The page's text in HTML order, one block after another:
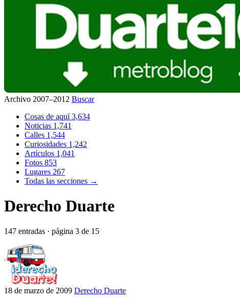
Archivo 2007–2012 Buscar
Cosas de aquí3,634
Noticias 1,741
Calles 1,544
Curiosidades 1,242
Artículos 1,041
Fotos 853
Lugares 267
Todas las secciones →
Derecho Duarte
147 entradas · página 3 de 15
18 de marzo de 2009 Derecho Duarte